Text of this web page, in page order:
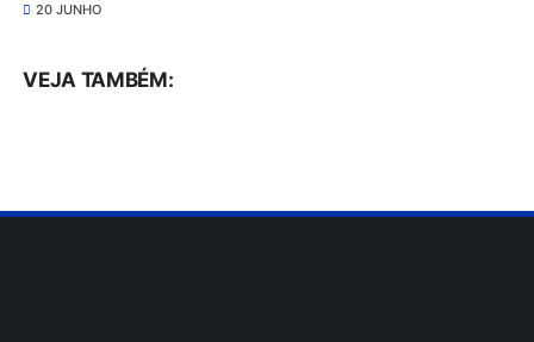
20 JUNHO
VEJA TAMBÉM: